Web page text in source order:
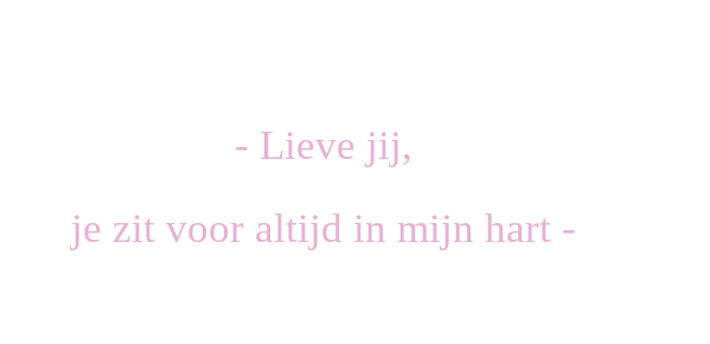
- Lieve jij,
je zit voor altijd in mijn hart -